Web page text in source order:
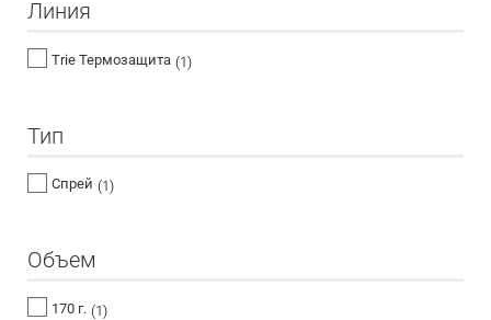
Линия
Trie Термозащита (1)
Тип
Спрей (1)
Объем
170 г. (1)